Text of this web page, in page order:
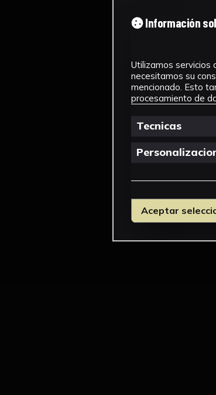
Información
Utilizamos servicios
necesitamos su
mencionado. Esto
procesamiento de
Tecnicas
Aceptar